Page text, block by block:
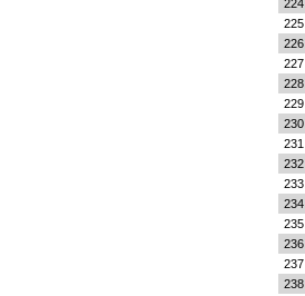
224
225
226
227
228
229
230
231
232
233
234
235
236
237
238